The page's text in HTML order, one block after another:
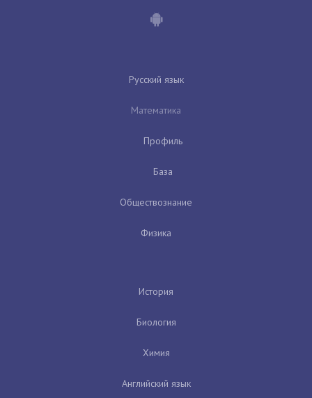
Русский язык
Математика
Профиль
База
Обществознание
Физика
История
Биология
Химия
Английский язык